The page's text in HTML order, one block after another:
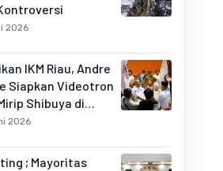
2026
IKM Riau, Andre
Siapkan Videotron
Shibuya di
2026
; Mayoritas